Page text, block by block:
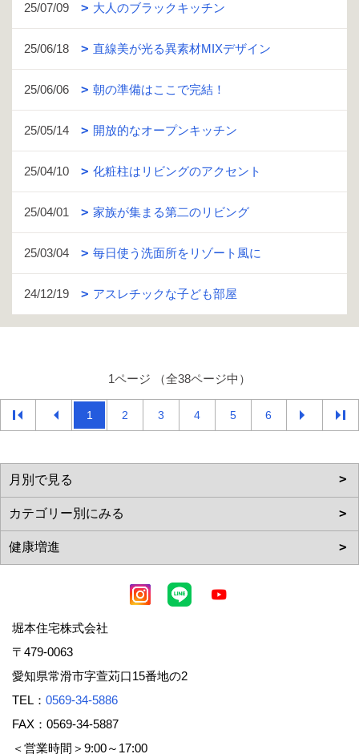
25/07/09 大人のブラックキッチン
25/06/18 直線美が光る異素材MIXデザイン
25/06/06 朝の準備はここで完結！
25/05/14 開放的なオープンキッチン
25/04/10 化粧柱はリビングのアクセント
25/04/01 家族が集まる第二のリビング
25/03/04 毎日使う洗面所をリゾート風に
24/12/19 アスレチックな子ども部屋
1ページ （全38ページ中）
1 2 3 4 5 6
堀本住宅株式会社
〒479-0063
愛知県常滑市字萱苅口15番地の2
TEL： 0569-34-5886
FAX：0569-34-5887
＜営業時間＞9:00～17:00